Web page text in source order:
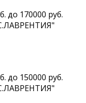
до 170000 руб.
до 150000 руб.